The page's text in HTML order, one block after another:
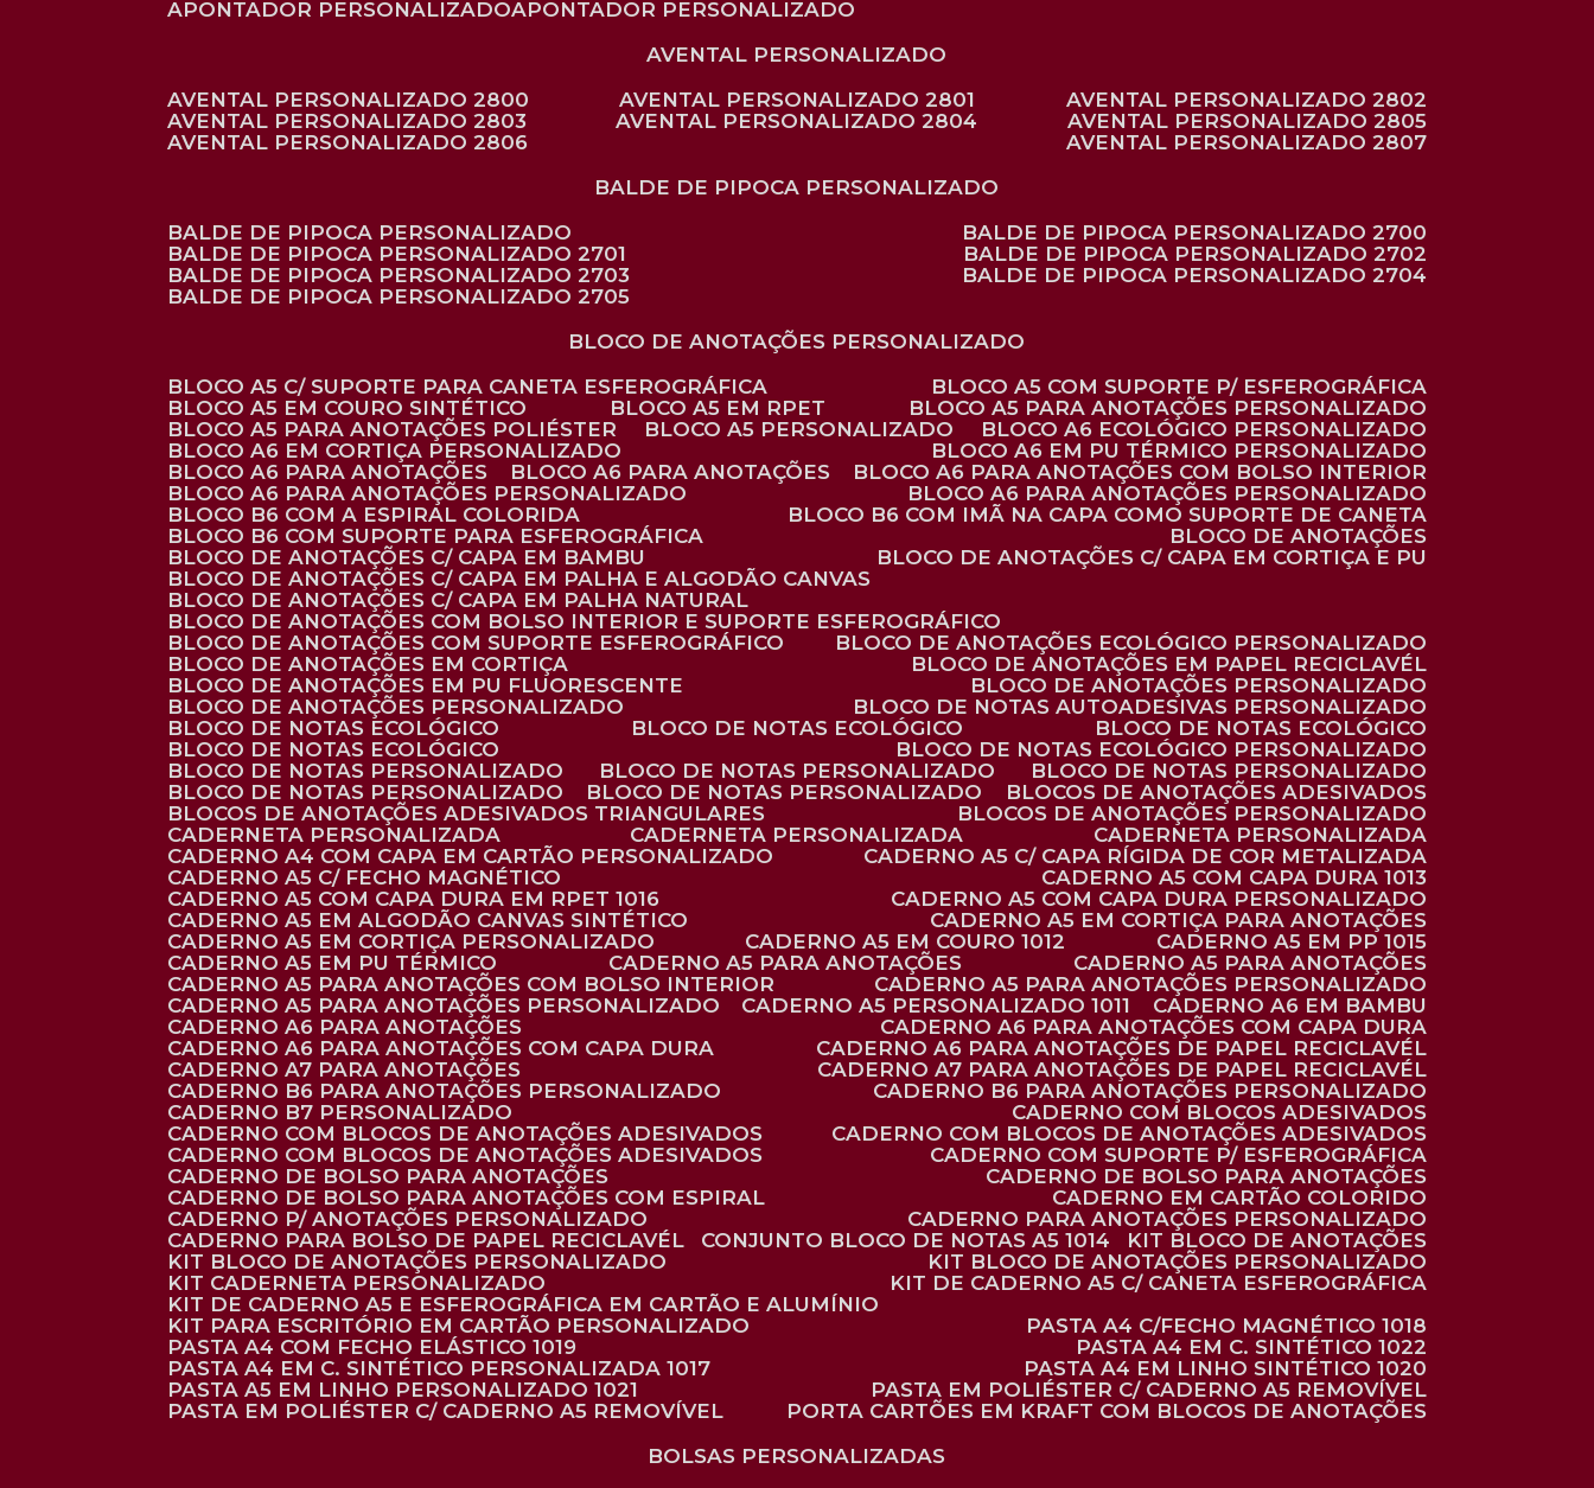
APONTADOR PERSONALIZADO
APONTADOR PERSONALIZADO
AVENTAL PERSONALIZADO
AVENTAL PERSONALIZADO 2800
AVENTAL PERSONALIZADO 2801
AVENTAL PERSONALIZADO 2802
AVENTAL PERSONALIZADO 2803
AVENTAL PERSONALIZADO 2804
AVENTAL PERSONALIZADO 2805
AVENTAL PERSONALIZADO 2806
AVENTAL PERSONALIZADO 2807
BALDE DE PIPOCA PERSONALIZADO
BALDE DE PIPOCA PERSONALIZADO
BALDE DE PIPOCA PERSONALIZADO 2700
BALDE DE PIPOCA PERSONALIZADO 2701
BALDE DE PIPOCA PERSONALIZADO 2702
BALDE DE PIPOCA PERSONALIZADO 2703
BALDE DE PIPOCA PERSONALIZADO 2704
BALDE DE PIPOCA PERSONALIZADO 2705
BLOCO DE ANOTAÇÕES PERSONALIZADO
BLOCO A5 C/ SUPORTE PARA CANETA ESFEROGRÁFICA
BLOCO A5 COM SUPORTE P/ ESFEROGRÁFICA
BLOCO A5 EM COURO SINTÉTICO
BLOCO A5 EM RPET
BLOCO A5 PARA ANOTAÇÕES PERSONALIZADO
BLOCO A5 PARA ANOTAÇÕES POLIÉSTER
BLOCO A5 PERSONALIZADO
BLOCO A6 ECOLÓGICO PERSONALIZADO
BLOCO A6 EM CORTIÇA PERSONALIZADO
BLOCO A6 EM PU TÉRMICO PERSONALIZADO
BLOCO A6 PARA ANOTAÇÕES
BLOCO A6 PARA ANOTAÇÕES
BLOCO A6 PARA ANOTAÇÕES COM BOLSO INTERIOR
BLOCO A6 PARA ANOTAÇÕES PERSONALIZADO
BLOCO A6 PARA ANOTAÇÕES PERSONALIZADO
BLOCO B6 COM A ESPIRAL COLORIDA
BLOCO B6 COM IMÃ NA CAPA COMO SUPORTE DE CANETA
BLOCO B6 COM SUPORTE PARA ESFEROGRÁFICA
BLOCO DE ANOTAÇÕES
BLOCO DE ANOTAÇÕES C/ CAPA EM BAMBU
BLOCO DE ANOTAÇÕES C/ CAPA EM CORTIÇA E PU
BLOCO DE ANOTAÇÕES C/ CAPA EM PALHA E ALGODÃO CANVAS
BLOCO DE ANOTAÇÕES C/ CAPA EM PALHA NATURAL
BLOCO DE ANOTAÇÕES COM BOLSO INTERIOR E SUPORTE ESFEROGRÁFICO
BLOCO DE ANOTAÇÕES COM SUPORTE ESFEROGRÁFICO
BLOCO DE ANOTAÇÕES ECOLÓGICO PERSONALIZADO
BLOCO DE ANOTAÇÕES EM CORTIÇA
BLOCO DE ANOTAÇÕES EM PAPEL RECICLAVÉL
BLOCO DE ANOTAÇÕES EM PU FLUORESCENTE
BLOCO DE ANOTAÇÕES PERSONALIZADO
BLOCO DE ANOTAÇÕES PERSONALIZADO
BLOCO DE NOTAS AUTOADESIVAS PERSONALIZADO
BLOCO DE NOTAS ECOLÓGICO
BLOCO DE NOTAS ECOLÓGICO
BLOCO DE NOTAS ECOLÓGICO
BLOCO DE NOTAS ECOLÓGICO
BLOCO DE NOTAS ECOLÓGICO PERSONALIZADO
BLOCO DE NOTAS PERSONALIZADO
BLOCO DE NOTAS PERSONALIZADO
BLOCO DE NOTAS PERSONALIZADO
BLOCO DE NOTAS PERSONALIZADO
BLOCO DE NOTAS PERSONALIZADO
BLOCOS DE ANOTAÇÕES ADESIVADOS
BLOCOS DE ANOTAÇÕES ADESIVADOS TRIANGULARES
BLOCOS DE ANOTAÇÕES PERSONALIZADO
CADERNETA PERSONALIZADA
CADERNETA PERSONALIZADA
CADERNETA PERSONALIZADA
CADERNO A4 COM CAPA EM CARTÃO PERSONALIZADO
CADERNO A5 C/ CAPA RÍGIDA DE COR METALIZADA
CADERNO A5 C/ FECHO MAGNÉTICO
CADERNO A5 COM CAPA DURA 1013
CADERNO A5 COM CAPA DURA EM RPET 1016
CADERNO A5 COM CAPA DURA PERSONALIZADO
CADERNO A5 EM ALGODÃO CANVAS SINTÉTICO
CADERNO A5 EM CORTIÇA PARA ANOTAÇÕES
CADERNO A5 EM CORTIÇA PERSONALIZADO
CADERNO A5 EM COURO 1012
CADERNO A5 EM PP 1015
CADERNO A5 EM PU TÉRMICO
CADERNO A5 PARA ANOTAÇÕES
CADERNO A5 PARA ANOTAÇÕES
CADERNO A5 PARA ANOTAÇÕES COM BOLSO INTERIOR
CADERNO A5 PARA ANOTAÇÕES PERSONALIZADO
CADERNO A5 PARA ANOTAÇÕES PERSONALIZADO
CADERNO A5 PERSONALIZADO 1011
CADERNO A6 EM BAMBU
CADERNO A6 PARA ANOTAÇÕES
CADERNO A6 PARA ANOTAÇÕES COM CAPA DURA
CADERNO A6 PARA ANOTAÇÕES COM CAPA DURA
CADERNO A6 PARA ANOTAÇÕES DE PAPEL RECICLAVÉL
CADERNO A7 PARA ANOTAÇÕES
CADERNO A7 PARA ANOTAÇÕES DE PAPEL RECICLAVÉL
CADERNO B6 PARA ANOTAÇÕES PERSONALIZADO
CADERNO B6 PARA ANOTAÇÕES PERSONALIZADO
CADERNO B7 PERSONALIZADO
CADERNO COM BLOCOS ADESIVADOS
CADERNO COM BLOCOS DE ANOTAÇÕES ADESIVADOS
CADERNO COM BLOCOS DE ANOTAÇÕES ADESIVADOS
CADERNO COM BLOCOS DE ANOTAÇÕES ADESIVADOS
CADERNO COM SUPORTE P/ ESFEROGRÁFICA
CADERNO DE BOLSO PARA ANOTAÇÕES
CADERNO DE BOLSO PARA ANOTAÇÕES
CADERNO DE BOLSO PARA ANOTAÇÕES COM ESPIRAL
CADERNO EM CARTÃO COLORIDO
CADERNO P/ ANOTAÇÕES PERSONALIZADO
CADERNO PARA ANOTAÇÕES PERSONALIZADO
CADERNO PARA BOLSO DE PAPEL RECICLAVÉL
CONJUNTO BLOCO DE NOTAS A5 1014
KIT BLOCO DE ANOTAÇÕES
KIT BLOCO DE ANOTAÇÕES PERSONALIZADO
KIT BLOCO DE ANOTAÇÕES PERSONALIZADO
KIT CADERNETA PERSONALIZADO
KIT DE CADERNO A5 C/ CANETA ESFEROGRÁFICA
KIT DE CADERNO A5 E ESFEROGRÁFICA EM CARTÃO E ALUMÍNIO
KIT PARA ESCRITÓRIO EM CARTÃO PERSONALIZADO
PASTA A4 C/FECHO MAGNÉTICO 1018
PASTA A4 COM FECHO ELÁSTICO 1019
PASTA A4 EM C. SINTÉTICO 1022
PASTA A4 EM C. SINTÉTICO PERSONALIZADA 1017
PASTA A4 EM LINHO SINTÉTICO 1020
PASTA A5 EM LINHO PERSONALIZADO 1021
PASTA EM POLIÉSTER C/ CADERNO A5 REMOVÍVEL
PASTA EM POLIÉSTER C/ CADERNO A5 REMOVÍVEL
PORTA CARTÕES EM KRAFT COM BLOCOS DE ANOTAÇÕES
BOLSAS PERSONALIZADAS